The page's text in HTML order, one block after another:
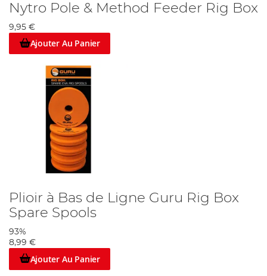
Nytro Pole & Method Feeder Rig Box
9,95 €
Ajouter Au Panier
Plioir à Bas de Ligne Guru Rig Box
Spare Spools
93%
8,99 €
Ajouter Au Panier